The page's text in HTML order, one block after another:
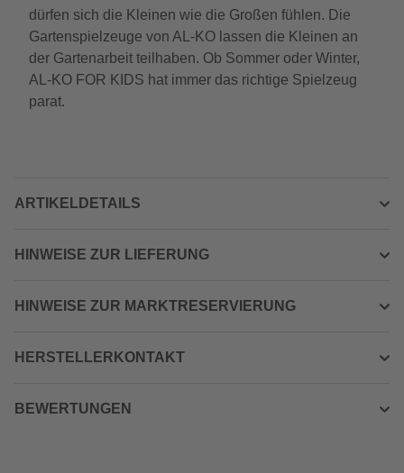
dürfen sich die Kleinen wie die Großen fühlen. Die
Gartenspielzeuge von AL-KO lassen die Kleinen an
der Gartenarbeit teilhaben. Ob Sommer oder Winter,
AL-KO FOR KIDS hat immer das richtige Spielzeug
parat.
ARTIKELDETAILS
HINWEISE ZUR LIEFERUNG
HINWEISE ZUR MARKTRESERVIERUNG
HERSTELLERKONTAKT
BEWERTUNGEN